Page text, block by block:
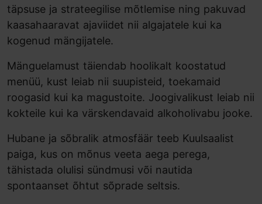
täpsuse ja strateegilise mõtlemise ning pakuvad
kaasahaaravat ajaviidet nii algajatele kui ka
kogenud mängijatele.
Mänguelamust täiendab hoolikalt koostatud
menüü, kust leiab nii suupisteid, toekamaid
roogasid kui ka magustoite. Joogivalikust leiab nii
kokteile kui ka värskendavaid alkoholivabu jooke.
Hubane ja sõbralik atmosfäär teeb Kuulsaalist
paiga, kus on mõnus veeta aega perega,
tähistada olulisi sündmusi või nautida
spontaanset õhtut sõprade seltsis.